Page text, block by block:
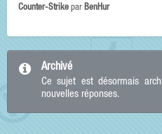
Counter-Strike par BenHur
Archivé
Ce sujet est désormais
nouvelles réponses.